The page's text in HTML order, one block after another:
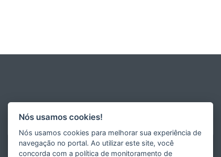
Nós usamos cookies!
Nós usamos cookies para melhorar sua experiência de
navegação no portal. Ao utilizar este site, você
concorda com a política de monitoramento de